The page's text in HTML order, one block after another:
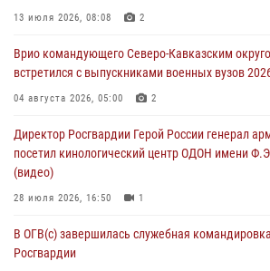
ОМОН «Ойрат» Управления Росгвардии по
08 августа 2026, 07:00
В Москве росгвардейцы оказали помощь
08 августа 2026, 06:32 1
13 июля 2026, 08:08 2
Врио командующего Северо-Кавказским
встретился с выпускниками военных вузов
04 августа 2026, 05:00 2
Директор Росгвардии Герой России генерал
посетил кинологический центр ОДОН имени
(видео)
28 июля 2026, 16:50 1
В ОГВ(с) завершилась служебная
Росгвардии